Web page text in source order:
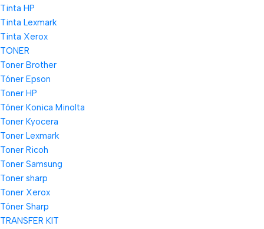
Tinta HP
Tinta Lexmark
Tinta Xerox
TONER
Toner Brother
Tóner Epson
Toner HP
Tóner Konica Minolta
Toner Kyocera
Toner Lexmark
Toner Ricoh
Toner Samsung
Toner sharp
Toner Xerox
Tóner Sharp
TRANSFER KIT